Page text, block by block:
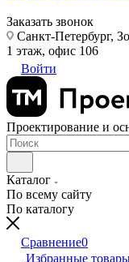
Заказать звонок
Санкт-Петербург,
1 этаж, офис 106
Войти
Проектирование и
Каталог
По всему сайту
По каталогу
Сравнение0
Избранные